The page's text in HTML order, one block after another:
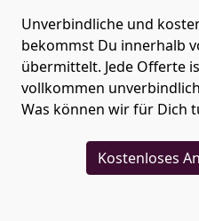
Unverbindliche und
bekommst Du innerhalb
übermittelt. Jede Offerte
vollkommen
Was können wir für Dich
Kostenloses